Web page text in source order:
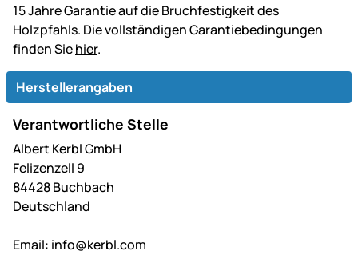
15 Jahre Garantie auf die Bruchfestigkeit des
Holzpfahls. Die vollständigen Garantiebedingungen
finden Siehier.
Herstellerangaben
Verantwortliche Stelle
Albert Kerbl GmbH
Felizenzell 9
84428 Buchbach
Deutschland
Email: info@kerbl.com